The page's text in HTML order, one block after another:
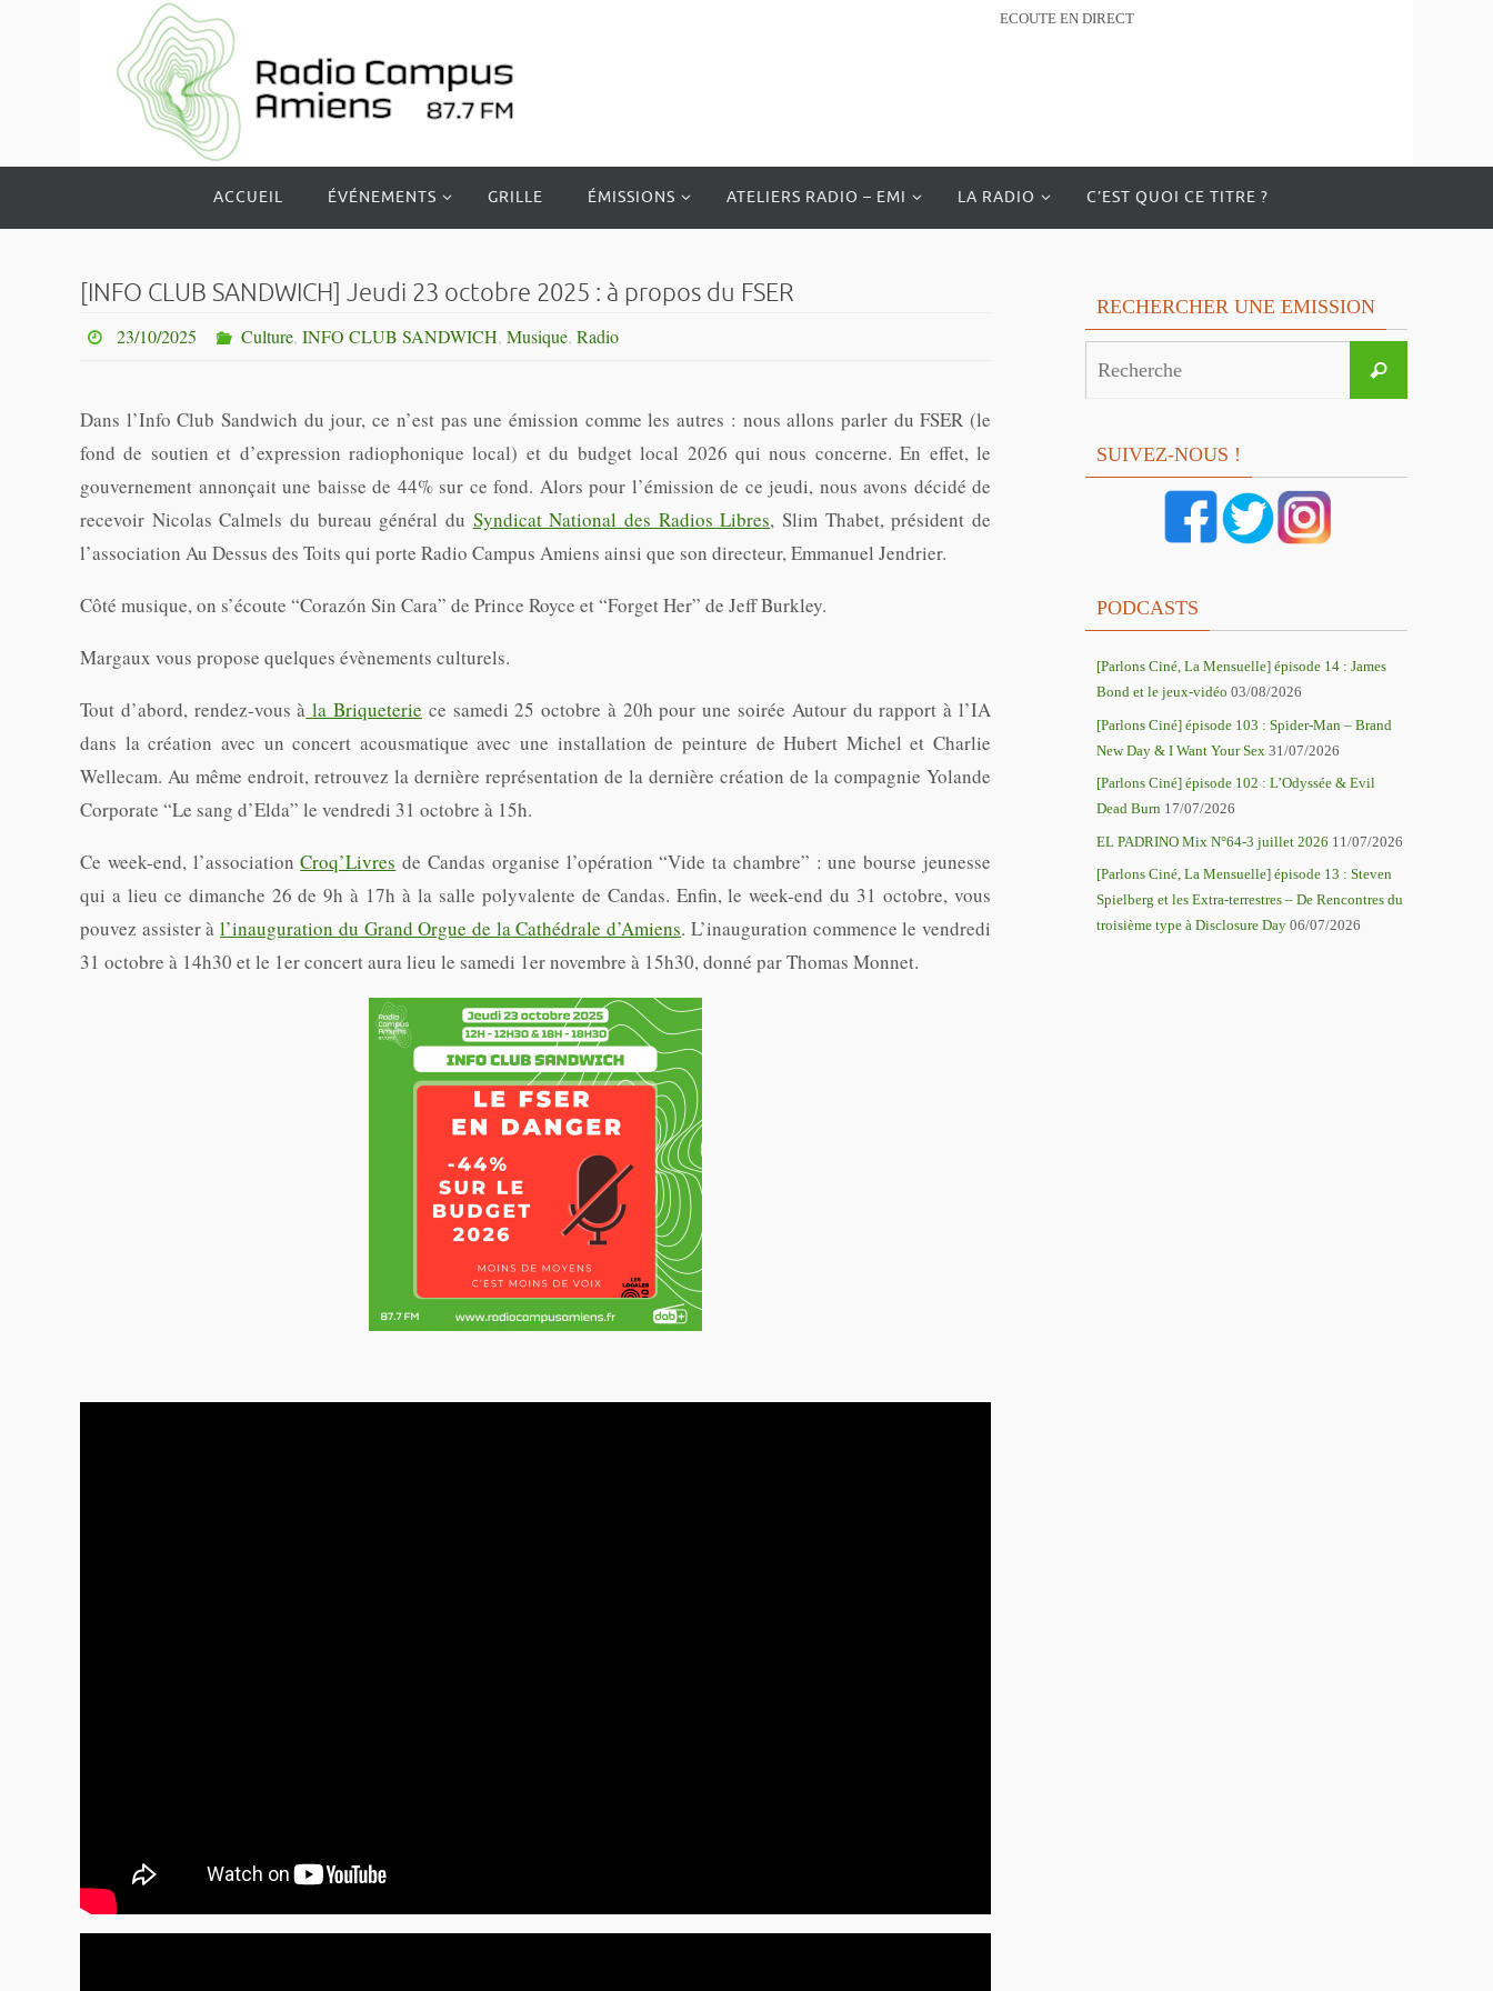
ECOUTE EN DIRECT
le
ACCUEIL ÉVÉNEMENTS GRILLE ÉMISSIONS ATELIERS RADIO – EMI LA RADIO C’EST QUOI CE TITRE ?
[INFO CLUB SANDWICH] Jeudi 23 octobre 2025 : à propos du FSER
23/10/2025 Culture, INFO CLUB SANDWICH, Musique, Radio
Dans l’Info Club Sandwich du jour, ce n’est pas une émission comme les autres : nous allons parler du FSER (le
fond de soutien et d’expression radiophonique local) et du budget local 2026 qui nous concerne. En effet, le
gouvernement annonçait une baisse de 44% sur ce fond. Alors pour l’émission de ce jeudi, nous avons décidé de
recevoir Nicolas Calmels du bureau général du Syndicat National des Radios Libres, Slim Thabet, président de
l’association Au Dessus des Toits qui porte Radio Campus Amiens ainsi que son directeur, Emmanuel Jendrier.
Côté musique, on s’écoute “Corazón Sin Cara” de Prince Royce et “Forget Her” de Jeff Burkley.
Margaux vous propose quelques évènements culturels.
Tout d’abord, rendez-vous à la Briqueterie ce samedi 25 octobre à 20h pour une soirée Autour du rapport à l’IA
dans la création avec un concert acousmatique avec une installation de peinture de Hubert Michel et Charlie
Wellecam. Au même endroit, retrouvez la dernière représentation de la dernière création de la compagnie Yolande
Corporate “Le sang d’Elda” le vendredi 31 octobre à 15h.
Ce week-end, l’associationCroq’Livres de Candas organise l’opération “Vide ta chambre” : une bourse jeunesse
qui a lieu ce dimanche 26 de 9h à 17h à la salle polyvalente de Candas. Enfin, le week-end du 31 octobre, vous
pouvez assister àl’inauguration du Grand Orgue de la Cathédrale d’Amiens. L’inauguration commence le vendredi
31 octobre à 14h30 et le 1er concert aura lieu le samedi 1er novembre à 15h30, donné par Thomas Monnet.
RECHERCHER UNE EMISSION
Recherche
SUIVEZ-NOUS !
PODCASTS
[Parlons Ciné, La Mensuelle] épisode 14 : James
Bond et le jeux-vidéo 03/08/2026
[Parlons Ciné] épisode 103 : Spider-Man – Brand
New Day & I Want Your Sex 31/07/2026
[Parlons Ciné] épisode 102 : L’Odyssée & Evil
Dead Burn 17/07/2026
EL PADRINO Mix N°64-3 juillet 2026 11/07/2026
[Parlons Ciné, La Mensuelle] épisode 13 : Steven
Spielberg et les Extra-terrestres – De Rencontres du
troisième type à Disclosure Day 06/07/2026